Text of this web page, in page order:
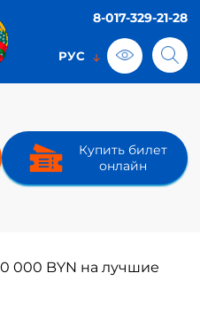
8-017-329-21-28
Купить билет
онлайн
000 BYN на лучшие